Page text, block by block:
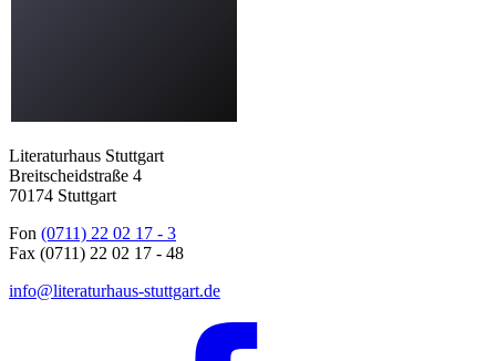
Literaturhaus Stuttgart
Breitscheidstraße 4
70174 Stuttgart
Fon (0711) 22 02 17 - 3
Fax (0711) 22 02 17 - 48
info@literaturhaus-stuttgart.de